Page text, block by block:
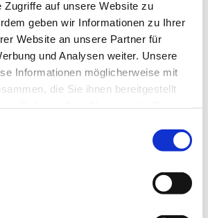
Zugriffe auf unsere Website zu
geben wir Informationen zu Ihrer
Website an unsere Partner für
und Analysen weiter. Unsere
Informationen möglicherweise mit
die Sie ihnen bereitgestellt
Selbstständige Bewältigung
einfache Gespräche auf Reisen
Handeln.
Zusammenhängendes
über vertraute Themen,
Interessen, Erlebnisse und Ziele.
Fernsehsendungen verstehen,
gesprochen wird .
Strukturen (z. B. Konjunktiv II,